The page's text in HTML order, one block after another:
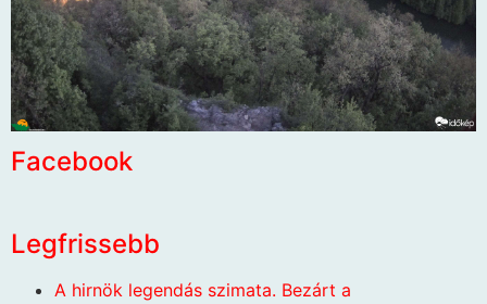
Facebook
Legfrissebb
A hirnök legendás szimata. Bezárt a